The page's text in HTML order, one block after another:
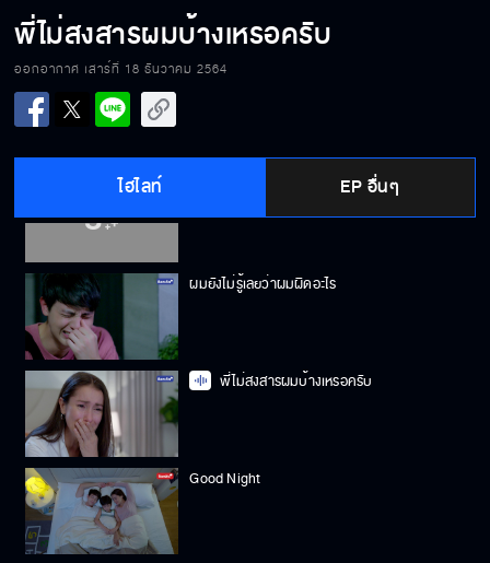
พี่ไม่สงสารผมบ้างเหรอครับ
ออกอากาศ เสาร์ที่ 18 ธันวาคม 2564
ไฮไลท์ EP อื่นๆ
คำก็เด็ก สองคำก็เด็ก เด็กไม่มีหัวใจเหรอ
ผมยังไม่รู้เลยว่าผมผิดอะไร
พี่ไม่สงสารผมบ้างเหรอครับ
Good Night